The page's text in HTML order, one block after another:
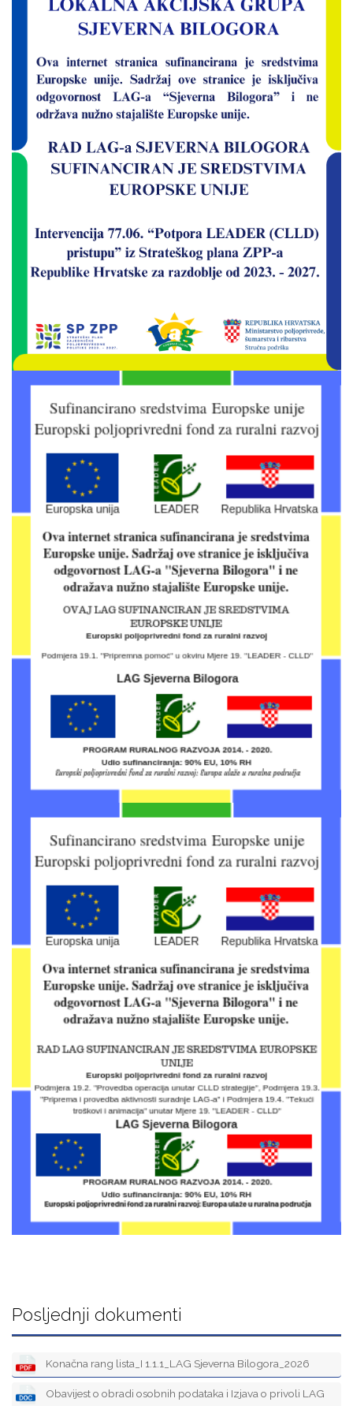
Posljednji dokumenti
Konačna rang lista_I 1.1.1_LAG Sjeverna Bilogora_2026
Obavijest o obradi osobnih podataka i Izjava o privoli LAG